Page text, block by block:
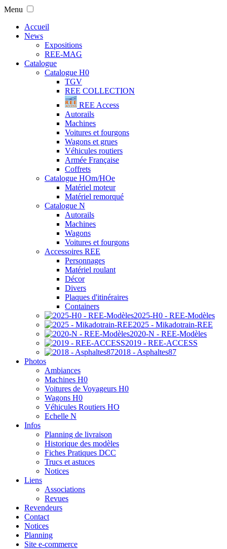
Menu
Accueil
News
Expositions
REE-MAG
Catalogue
Catalogue H0
TGV
REE COLLECTION
REE Access
Autorails
Machines
Voitures et fourgons
Wagons et grues
Véhicules routiers
Armée Française
Coffrets
Catalogue HOm/HOe
Matériel moteur
Matériel remorqué
Catalogue N
Autorails
Machines
Wagons
Voitures et fourgons
Accessoires REE
Personnages
Matériel roulant
Décor
Divers
Plaques d'itinéraires
Containers
2025-H0 - REE-Modèles
2025 - Mikadotrain-REE
2020-N - REE-Modèles
2019 - REE-ACCESS
2018 - Asphaltes87
Photos
Ambiances
Machines H0
Voitures de Voyageurs H0
Wagons H0
Véhicules Routiers HO
Echelle N
Infos
Planning de livraison
Historique des modèles
Fiches Pratiques DCC
Trucs et astuces
Notices
Liens
Associations
Revues
Revendeurs
Contact
Notices
Planning
Site e-commerce